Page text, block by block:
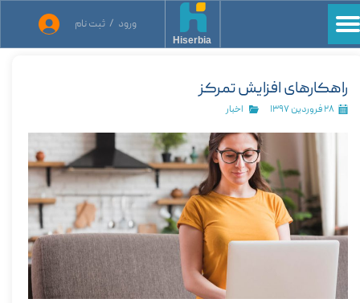
ورود / ثبت نام
حساب کاربری من
سفارشات
خروج از حساب کاربری
Hiserbia
راهکارهای افزایش تمرکز
۲۸ فروردین ۱۳۹۷ اخبار